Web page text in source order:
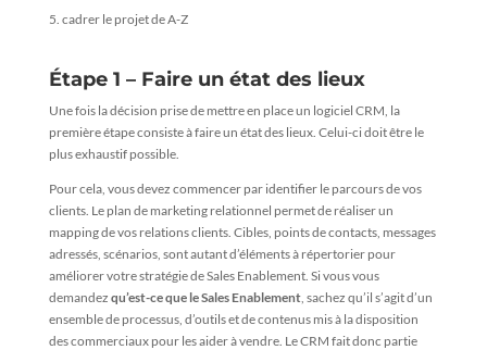
cadrer le projet de A-Z
Étape 1 – Faire un état des lieux
Une fois la décision prise de mettre en place un logiciel CRM, la
première étape consiste à faire un état des lieux. Celui-ci doit être le
plus exhaustif possible.
Pour cela, vous devez commencer par identifier le parcours de vos
clients. Le plan de marketing relationnel permet de réaliser un
mapping de vos relations clients. Cibles, points de contacts, messages
adressés, scénarios, sont autant d’éléments à répertorier pour
améliorer votre stratégie de Sales Enablement. Si vous vous
demandez qu’est-ce que le Sales Enablement, sachez qu’il s’agit d’un
ensemble de processus, d’outils et de contenus mis à la disposition
des commerciaux pour les aider à vendre. Le CRM fait donc partie